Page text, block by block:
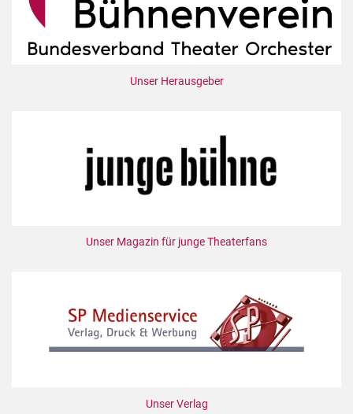
Unser Herausgeber
Unser Magazin für junge Theaterfans
Unser Verlag